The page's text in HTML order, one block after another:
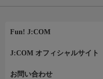
Fun! J:COM
J:COM オフィシャルサイト
お問い合わせ